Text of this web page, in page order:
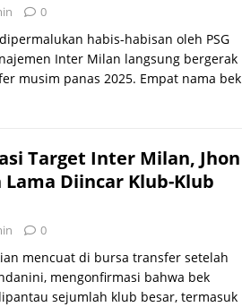
0
habis-habisan oleh PSG
Inter Milan langsung bergerak
musim panas 2025. Empat nama bek
Target Inter Milan, Jhon
Lama Diincar Klub-Klub
0
mencuat di bursa transfer setelah
mengonfirmasi bahwa bek
sejumlah klub besar, termasuk